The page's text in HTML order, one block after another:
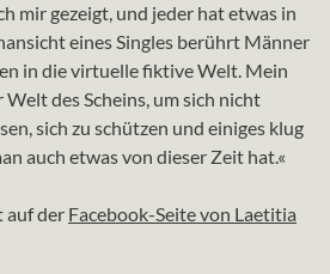
mir gezeigt, und jeder hat etwas in
eines Singles berührt Männer
in die virtuelle fiktive Welt. Mein
des Scheins, um sich nicht
sich zu schützen und einiges klug
auch etwas von dieser Zeit hat.«
auf der Facebook-Seite von Laetitia